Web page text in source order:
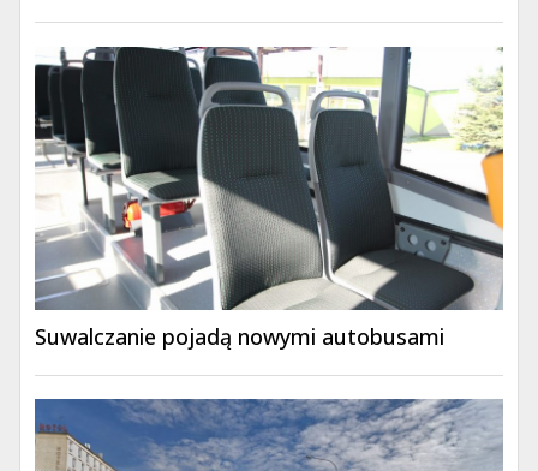
Suwalczanie pojadą nowymi autobusami